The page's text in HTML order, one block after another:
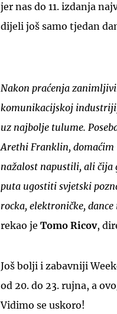
jer nas do 11. izdanja
dijeli još samo tjedan
Nakon praćenja
komunikacijskoj
uz najbolje tulume.
Arethi Franklin, domaćim
nažalost napustili, ali čija
puta ugostiti svjetski
rocka, elektroničke,
rekao je Tomo Ricov,
Još bolji i zabavniji
od 20. do 23. rujna, a
Vidimo se uskoro!